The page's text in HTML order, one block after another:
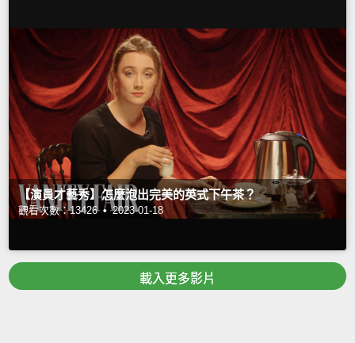
【演員才藝秀】怎麼泡出完美的英式下午茶？
觀看次數：13426 • 2023-01-18
載入更多影片